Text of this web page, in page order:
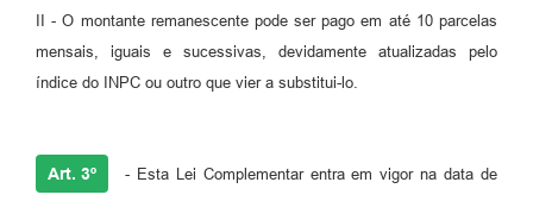
II - O montante remanescente pode ser pago em até 10 parcelas
mensais, iguais e sucessivas, devidamente atualizadas pelo
índice do INPC ou outro que vier a substitui-lo.
Art. 3º - Esta Lei Complementar entra em vigor na data de